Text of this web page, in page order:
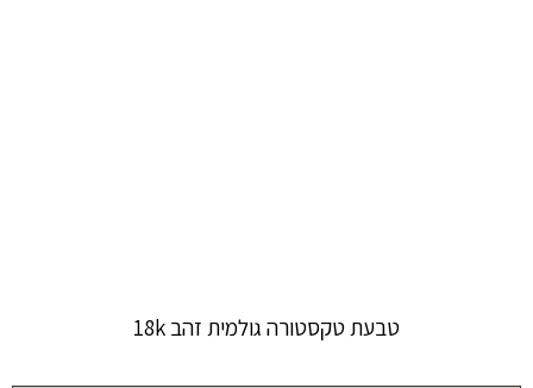
טבעת טקסטורה גולמית זהב 18k